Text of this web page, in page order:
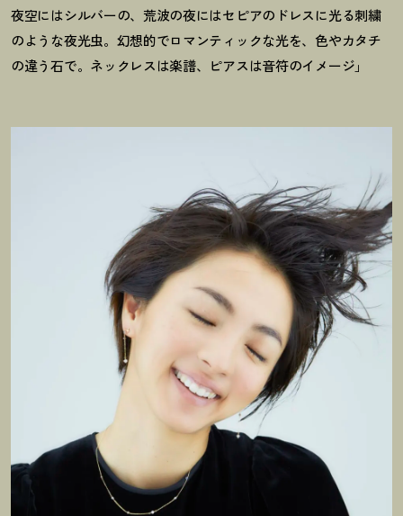
夜空にはシルバーの、荒波の夜にはセピアのドレスに光る刺繍
のような夜光虫。幻想的でロマンティックな光を、色やカタチ
の違う石で。ネックレスは楽譜、ピアスは音符のイメージ」